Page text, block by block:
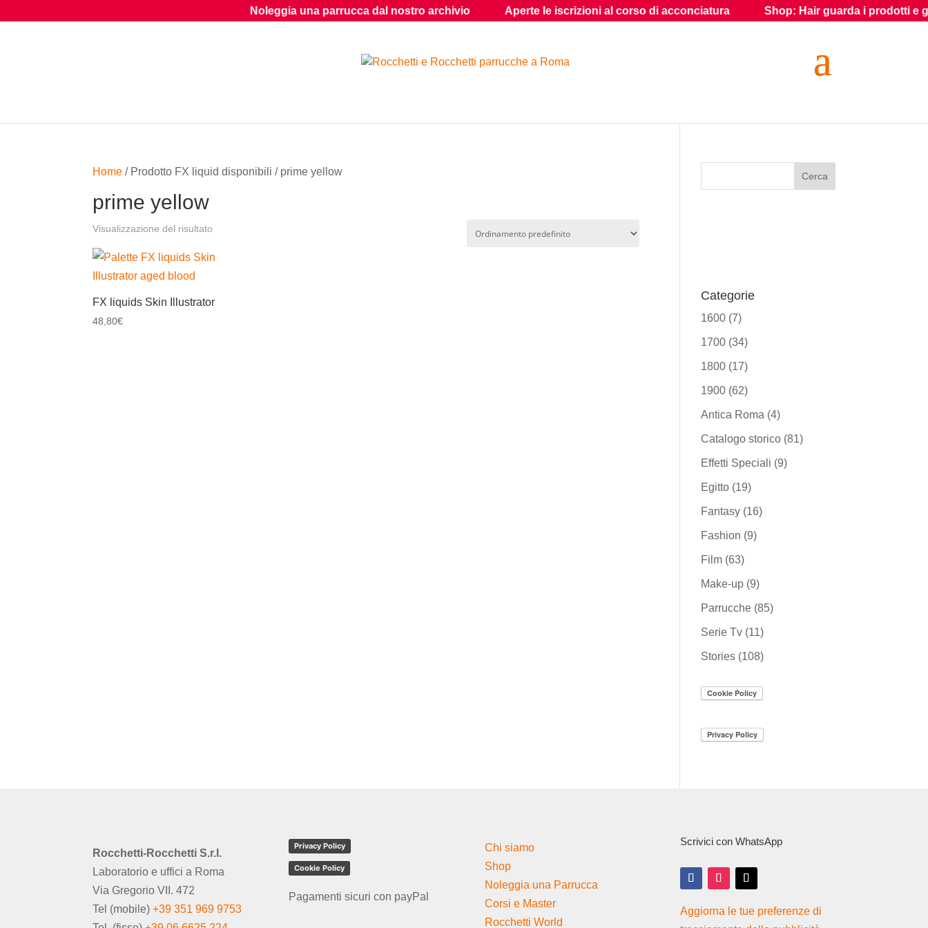
Home / Prodotto FX liquid disponibili / prime yellow
prime yellow
Visualizzazione del risultato
FX liquids Skin Illustrator
48,80€
Categorie
1600 (7)
1700 (34)
1800 (17)
1900 (62)
Antica Roma (4)
Catalogo storico (81)
Effetti Speciali (9)
Egitto (19)
Fantasy (16)
Fashion (9)
Film (63)
Make-up (9)
Parrucche (85)
Serie Tv (11)
Stories (108)
Rocchetti-Rocchetti S.r.l.
Laboratorio e uffici a Roma
Via Gregorio VII. 472
Tel (mobile)+39 351 969 9753
Privacy Policy
Cookie Policy
Pagamenti sicuri con payPal
Chi siamo
Shop
Noleggia una Parrucca
Corsi e Master
Rocchetti World
Scrivici con WhatsApp
Aggiorna le tue preferenze di
Noleggia una parrucca dal nostro archivio Aperte le iscrizioni al corso di acconciatura Shop: Hair guarda i prodotti e gli